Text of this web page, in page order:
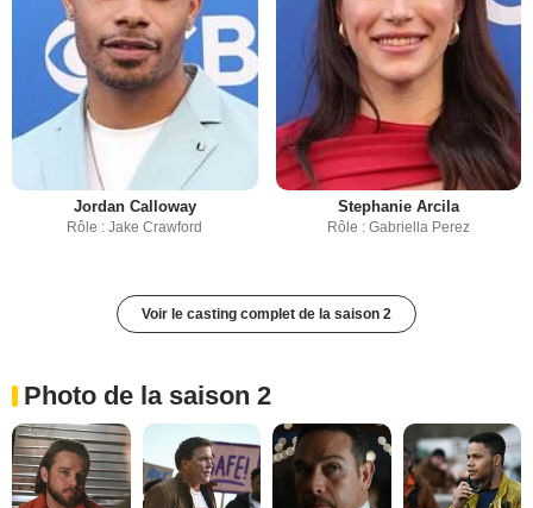
Jordan Calloway
Rôle : Jake Crawford
Stephanie Arcila
Rôle : Gabriella Perez
Voir le casting complet de la saison 2
Photo de la saison 2